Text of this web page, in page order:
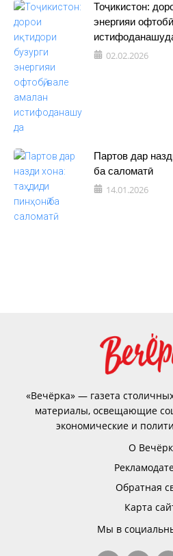
Тоҷикистон:
энергияи
02.02.2026
Партов дар
ба саломатӣ
14.01.2026
«Вечёрка» — газета
материалы, освещающие
экономические и
О
Обратная
Карта
Мы в